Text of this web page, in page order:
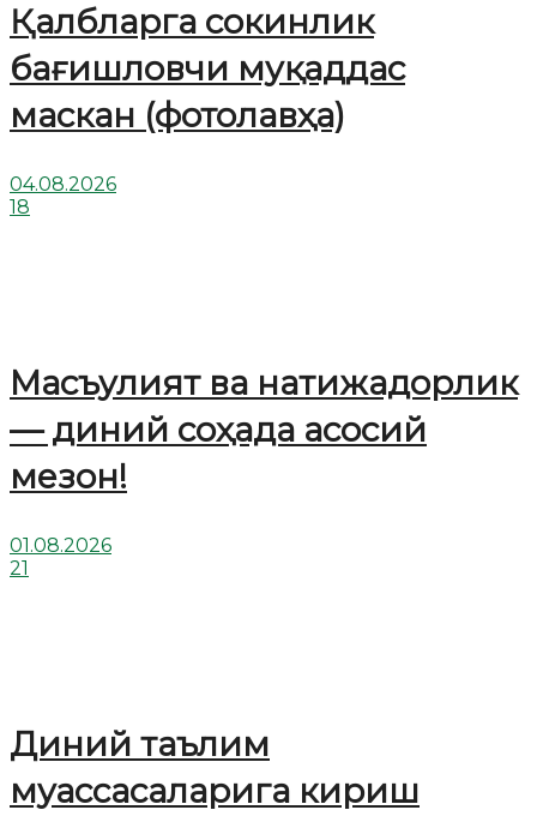
Қалбларга сокинлик
бағишловчи муқаддас
маскан (фотолавҳа)
04.08.2026
18
Масъулият ва натижадорлик
— диний соҳада асосий
мезон!
01.08.2026
21
Диний таълим
муассасаларига кириш